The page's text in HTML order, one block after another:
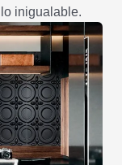
inigualable.